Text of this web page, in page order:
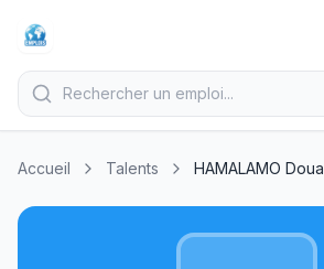
Accueil Talents HAMALAMO